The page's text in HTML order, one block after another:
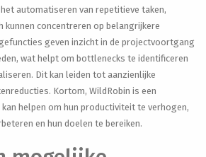
automatiseren van repetitieve taken,
kunnen concentreren op belangrijkere
geven inzicht in de projectvoortgang
wat helpt om bottlenecks te identificeren
Dit kan leiden tot aanzienlijke
Kortom, WildRobin is een
helpen om hun productiviteit te verhogen,
en hun doelen te bereiken.